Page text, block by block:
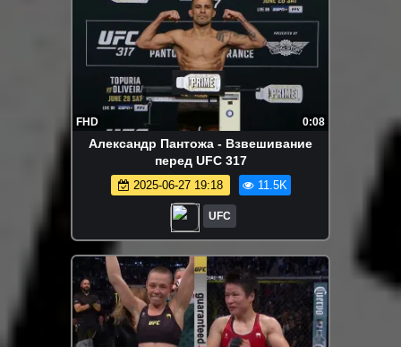
FHD 0:08
Александр Пантожа - Взвешивание
перед UFC 317
2025-06-27 19:18 11.5K
UFC